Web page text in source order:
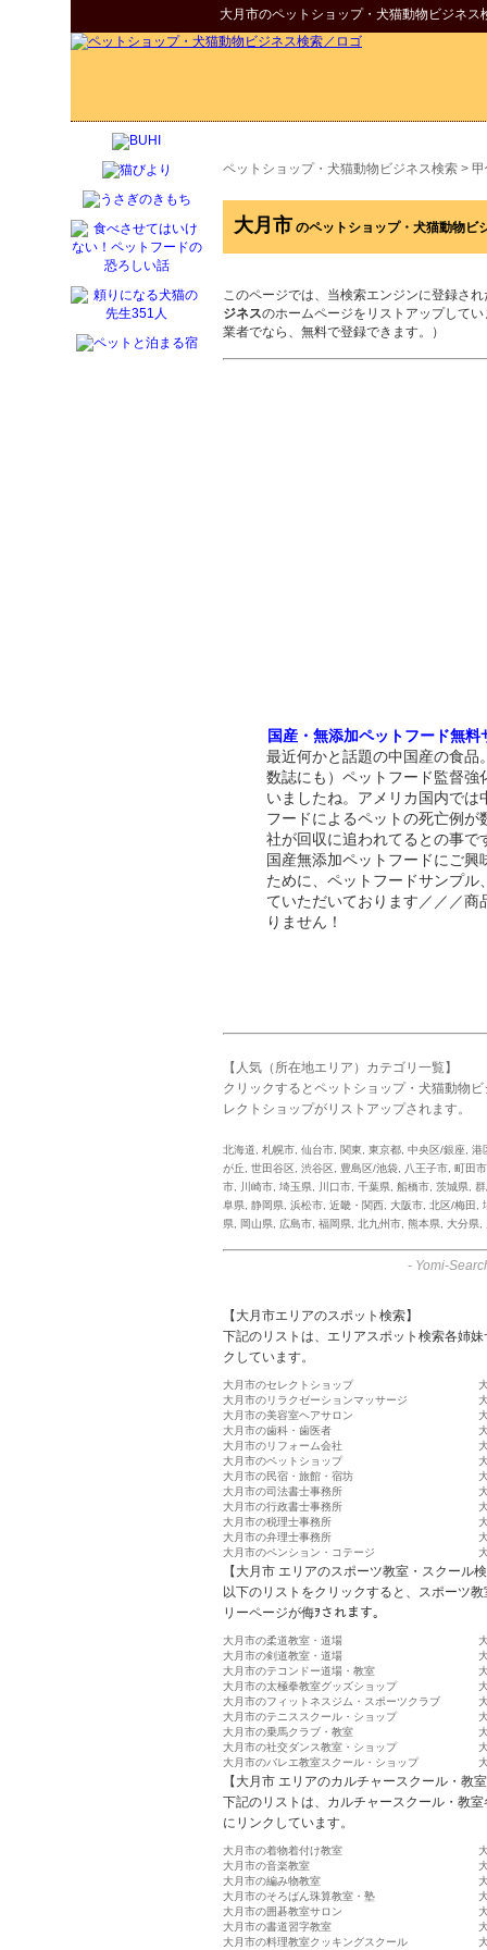
大月市のペットショップ・犬猫動物ビジネス
ペットショップ・犬猫動物ビジネス検索 >
大月市 のペットショップ・犬猫動物ビ
このページでは、当検索エンジンに登録され
ジネスのホームページをリストアップして
業者でなら、無料で登録できます。）
国産・無添加ペットフード無料
最近何かと話題の中国産の食品
数誌にも）ペットフード監督強
いましたね。アメリカ国内で
フードによるペットの死亡例
社が回収に追われてるとの事で
国産無添加ペットフードにご
ために、ペットフードサンプ
ていただいております／／／
りません！
【人気（所在地エリア）カテゴリ一覧】
クリックするとペットショップ・犬猫動物
レクトショップがリストアップされます。
北海道 札幌市 仙台市 関東 東京都 中央区/銀座 港
が丘
世田谷区 渋谷区 豊島区/池袋 八王子市 町田市
市
川崎市 埼玉県 川口市 千葉県 船橋市 茨城県
阜県 静岡県 浜松市 近畿・関西 大阪市 北区/梅田
県
岡山県 広島市 福岡県 北九州市 熊本県 大分県
- Yomi-
【大月市エリアのスポット検索】
下記のリストは、エリアスポット検索各姉
クしています。
大月市のセレクトショップ
大月市のリラクゼーションマッサージ
大月市の美容室ヘアサロン
大月市の歯科・歯医者
大月市のリフォーム会社
大月市のペットショップ
大月市の民宿・旅館・宿坊
大月市の司法書士事務所
大月市の行政書士事務所
大月市の税理士事務所
大月市の弁理士事務所
大月市のペンション・コテージ
【大月市 エリアのスポーツ教室・スクール
以下のリストをクリックすると、スポーツ
リーページが侮ｦされます。
大月市の柔道教室・道場
大月市の剣道教室・道場
大月市のテコンドー道場・教室
大月市の太極拳教室グッズショップ
大月市のフィットネスジム・スポーツクラブ
大月市のテニススクール・ショップ
大月市の乗馬クラブ・教室
大月市の社交ダンス教室・ショップ
大月市のバレエ教室スクール・ショップ
【大月市 エリアのカルチャースクール・教
下記のリストは、カルチャースクール・教
にリンクしています。
大月市の着物着付け教室
大月市の音楽教室
大月市の編み物教室
大月市のそろばん珠算教室・塾
大月市の囲碁教室サロン
大月市の書道習字教室
大月市の料理教室クッキングスクール